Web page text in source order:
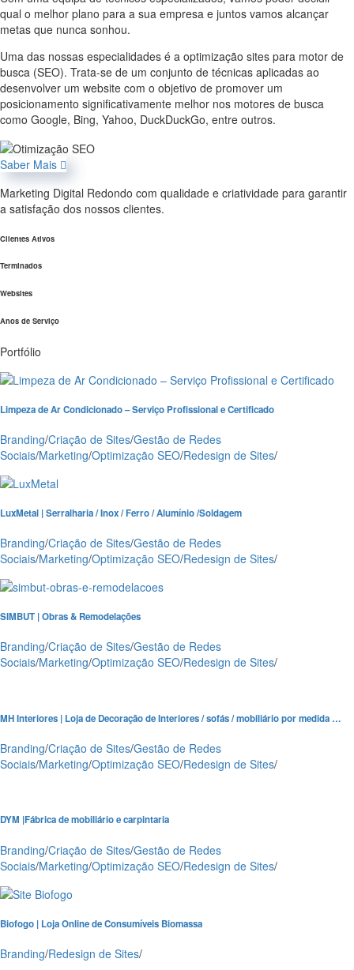
qual o melhor plano para a sua empresa e juntos vamos alcançar
metas que nunca sonhou.
Uma das nossas especialidades é a optimização sites para motor de
busca (SEO). Trata-se de um conjunto de técnicas aplicadas ao
desenvolver um website com o objetivo de promover um
posicionamento significativamente melhor nos motores de busca
como Google, Bing, Yahoo, DuckDuckGo, entre outros.
Saber Mais
Marketing Digital Redondo com qualidade e criatividade para garantir
a satisfação dos nossos clientes.
Clientes Ativos
Terminados
Websites
Anos de Serviço
Portfólio
Limpeza de Ar Condicionado – Serviço Profissional e Certificado
Branding/Criação de Sites/Gestão de Redes
Sociais/Marketing/Optimização SEO/Redesign de Sites/
LuxMetal | Serralharia / Inox / Ferro / Alumínio /Soldagem
Branding/Criação de Sites/Gestão de Redes
Sociais/Marketing/Optimização SEO/Redesign de Sites/
SIMBUT | Obras & Remodelações
Branding/Criação de Sites/Gestão de Redes
Sociais/Marketing/Optimização SEO/Redesign de Sites/
MH Interiores | Loja de Decoração de Interiores / sofás / mobiliário por medida …
Branding/Criação de Sites/Gestão de Redes
Sociais/Marketing/Optimização SEO/Redesign de Sites/
DYM |Fábrica de mobiliário e carpintaria
Branding/Criação de Sites/Gestão de Redes
Sociais/Marketing/Optimização SEO/Redesign de Sites/
Biofogo | Loja Online de Consumíveis Biomassa
Branding/Redesign de Sites/